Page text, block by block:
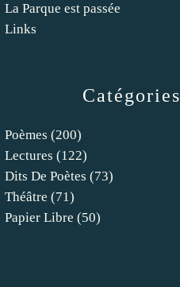
Catégories
Poèmes (200)
Lectures (122)
Dits De Poètes (73)
Théâtre (71)
Papier Libre (50)
La Parque est passée
Links